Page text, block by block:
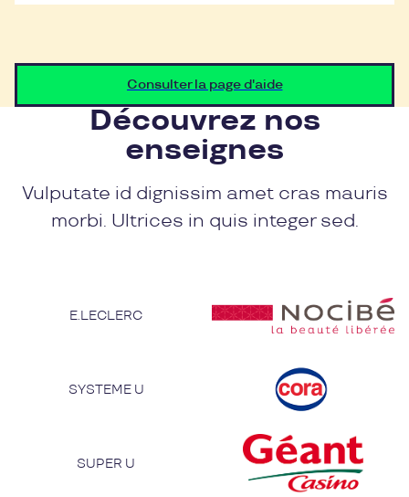
Consulter la page d'aide
Découvrez nos
enseignes
Vulputate id dignissim amet cras mauris
morbi. Ultrices in quis integer sed.
E.LECLERC
SYSTEME U
SUPER U